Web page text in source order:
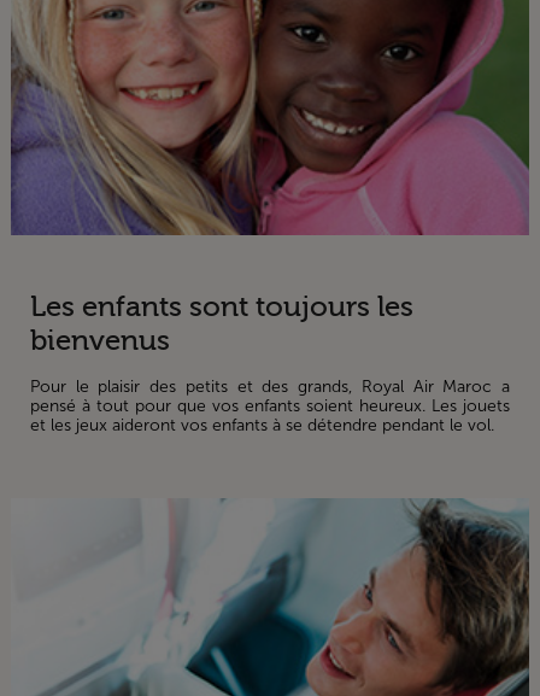
Les enfants sont toujours les
bienvenus
Pour le plaisir des petits et des grands, Royal Air Maroc a
pensé à tout pour que vos enfants soient heureux. Les jouets
et les jeux aideront vos enfants à se détendre pendant le vol.